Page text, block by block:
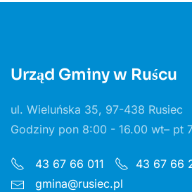
Urząd Gminy w Ruścu
ul. Wieluńska 35, 97-438 Rusiec
Godziny pon 8:00 - 16.00 wt– pt
43 67 66 011
43 67 66
gmina@rusiec.pl